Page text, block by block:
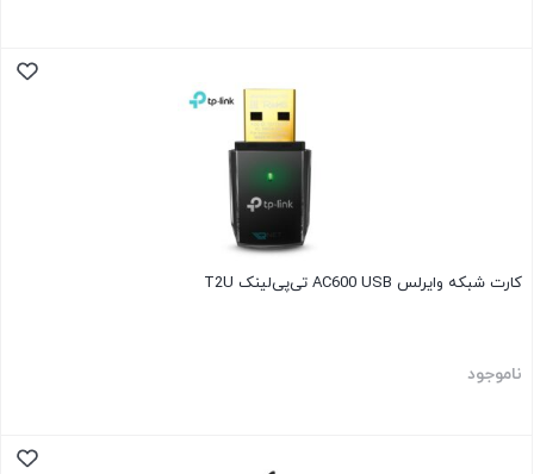
کارت شبکه وایرلس AC600 USB تی‌پی‌لینک T2U
ناموجود